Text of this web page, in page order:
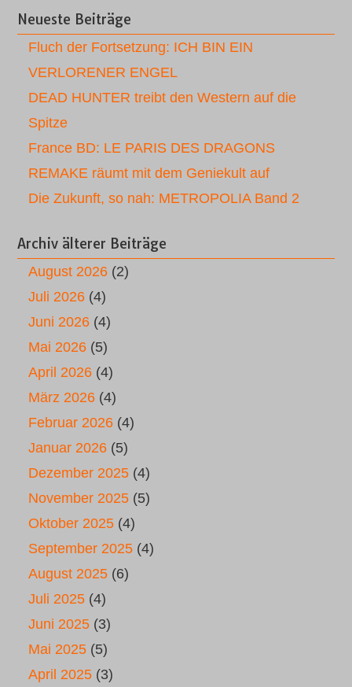
Neueste Beiträge
Fluch der Fortsetzung: ICH BIN EIN
VERLORENER ENGEL
DEAD HUNTER treibt den Western auf die
Spitze
France BD: LE PARIS DES DRAGONS
REMAKE räumt mit dem Geniekult auf
Die Zukunft, so nah: METROPOLIA Band 2
Archiv älterer Beiträge
August 2026 (2)
Juli 2026 (4)
Juni 2026 (4)
Mai 2026 (5)
April 2026 (4)
März 2026 (4)
Februar 2026 (4)
Januar 2026 (5)
Dezember 2025 (4)
November 2025 (5)
Oktober 2025 (4)
September 2025 (4)
August 2025 (6)
Juli 2025 (4)
Juni 2025 (3)
Mai 2025 (5)
April 2025 (3)